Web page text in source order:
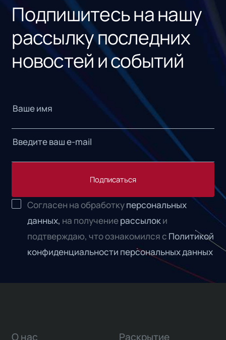
Подпишитесь на нашу
рассылку последних
новостей и событий
Подписаться
Согласен на обработкуперсональных
данных, на получениерассылоки
подтверждаю, что ознакомился с Политикой
конфиденциальности персональных данных
О нас Раскрытие